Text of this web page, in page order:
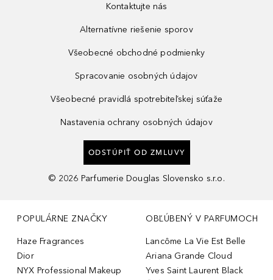
Kontaktujte nás
Alternatívne riešenie sporov
Všeobecné obchodné podmienky
Spracovanie osobných údajov
Všeobecné pravidlá spotrebiteľskej súťaže
Nastavenia ochrany osobných údajov
ODSTÚPIŤ OD ZMLUVY
© 2026 Parfumerie Douglas Slovensko s.r.o.
POPULÁRNE ZNAČKY
Haze Fragrances
Dior
NYX Professional Makeup
OBĽÚBENÝ V PARFUMOCH
Lancôme La Vie Est Belle
Ariana Grande Cloud
Yves Saint Laurent Black